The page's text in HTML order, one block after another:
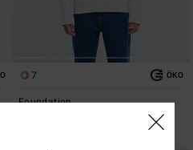
7 ÖKO
Foundation